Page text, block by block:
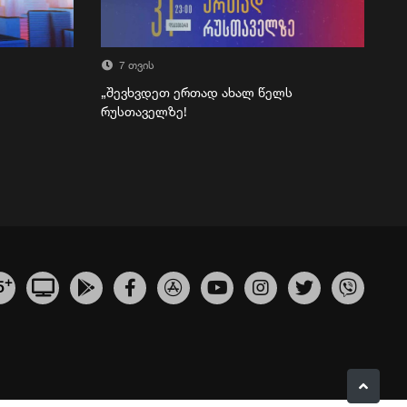
7 თვის
„შევხვდეთ ერთად ახალ წელს
რუსთაველზე!
+